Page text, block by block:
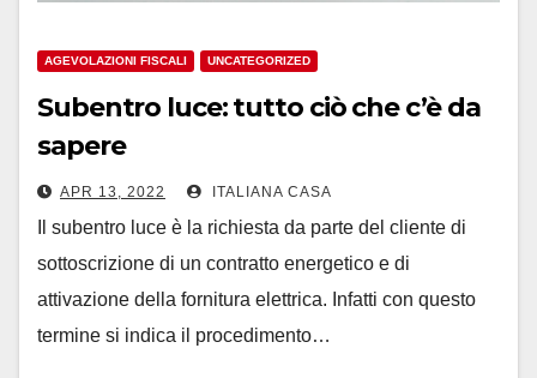
AGEVOLAZIONI FISCALI UNCATEGORIZED
Subentro luce: tutto ciò che c’è da
sapere
APR 13, 2022 ITALIANA CASA
Il subentro luce è la richiesta da parte del cliente di
sottoscrizione di un contratto energetico e di
attivazione della fornitura elettrica. Infatti con questo
termine si indica il procedimento…